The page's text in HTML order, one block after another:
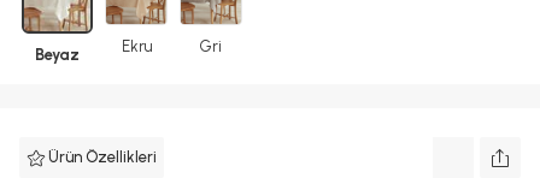
Beyaz Ekru Gri
Ürün Özellikleri